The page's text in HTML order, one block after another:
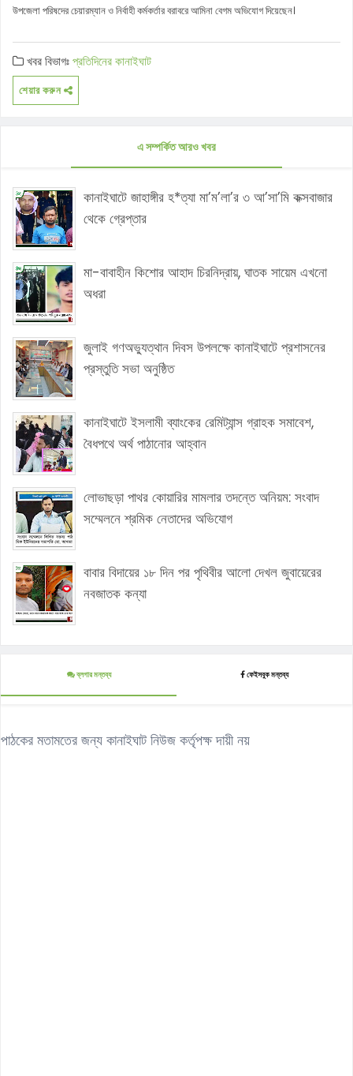
উপজেলা পরিষদের চেয়ারম্যান ও নির্বাহী কর্মকর্তার বরাবরে আমিনা বেগম অভিযোগ দিয়েছেন।
খবর বিভাগঃপ্রতিদিনের কানাইঘাট
শেয়ার করুন
এ সম্পর্কিত আরও খবর
কানাইঘাটে জাহাঙ্গীর হ*ত্যা মা’ম’লা’র ৩ আ’সা’মি কক্সবাজার
থেকে গ্রেপ্তার
মা-বাবাহীন কিশোর আহাদ চিরনিদ্রায়, ঘাতক সায়েম এখনো
অধরা
জুলাই গণঅভ্যুত্থান দিবস উপলক্ষে কানাইঘাটে প্রশাসনের
প্রস্তুতি সভা অনুষ্ঠিত
কানাইঘাটে ইসলামী ব্যাংকের রেমিট্যান্স গ্রাহক সমাবেশ,
বৈধপথে অর্থ পাঠানোর আহ্বান
লোভাছড়া পাথর কোয়ারির মামলার তদন্তে অনিয়ম: সংবাদ
সম্মেলনে শ্রমিক নেতাদের অভিযোগ
বাবার বিদায়ের ১৮ দিন পর পৃথিবীর আলো দেখল জুবায়েরের
নবজাতক কন্যা
ব্লগার মন্তব্য ফেইসবুক মন্তব্য
পাঠকের মতামতের জন্য কানাইঘাট নিউজ কর্তৃপক্ষ দায়ী নয়